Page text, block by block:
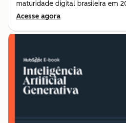
maturidade digital brasileira em
Acesse agora